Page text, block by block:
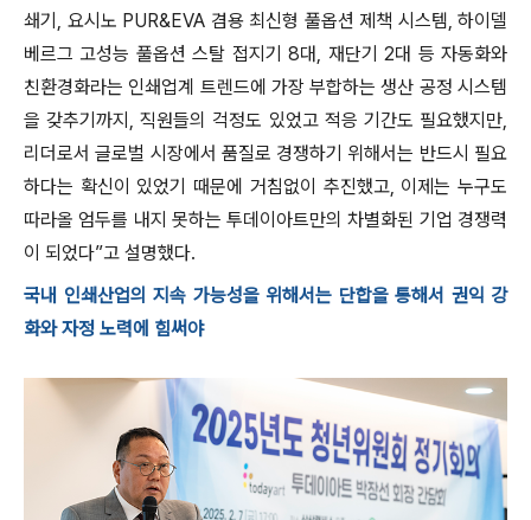
쇄기, 요시노 PUR&EVA 겸용 최신형 풀옵션 제책 시스템, 하이델
베르그 고성능 풀옵션 스탈 접지기 8대, 재단기 2대 등 자동화와
친환경화라는 인쇄업계 트렌드에 가장 부합하는 생산 공정 시스템
을 갖추기까지, 직원들의 걱정도 있었고 적응 기간도 필요했지만,
리더로서 글로벌 시장에서 품질로 경쟁하기 위해서는 반드시 필요
하다는 확신이 있었기 때문에 거침없이 추진했고, 이제는 누구도
따라올 엄두를 내지 못하는 투데이아트만의 차별화된 기업 경쟁력
이 되었다”고 설명했다.
국내 인쇄산업의 지속 가능성을 위해서는 단합을 통해서 권익 강
화와 자정 노력에 힘써야